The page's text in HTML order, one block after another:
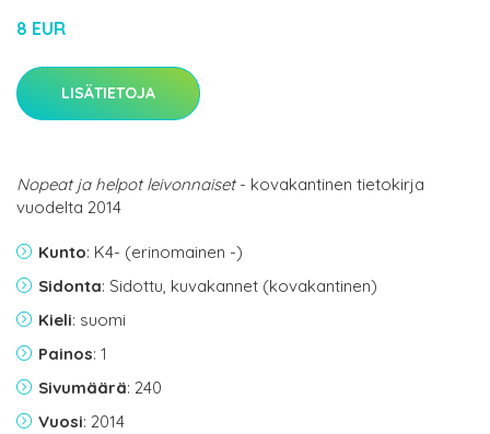
8 EUR
LISÄTIETOJA
Nopeat ja helpot leivonnaiset- kovakantinen tietokirja
vuodelta 2014
Kunto: K4- (erinomainen -)
Sidonta: Sidottu, kuvakannet (kovakantinen)
Kieli: suomi
Painos: 1
Sivumäärä: 240
Vuosi: 2014